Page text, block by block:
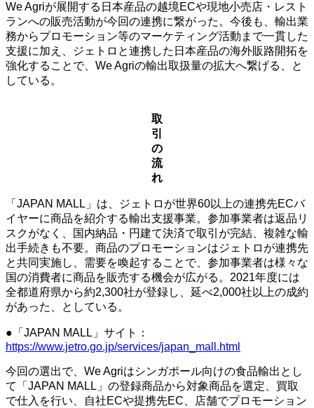
We Agriが展開する日本産品の越境ECや現地小売店・レスト
ランへの販売活動が今回の連携に繋がった。今後も、輸出業
務からプロモーション等のマーケティング活動まで一貫した
支援に加え、ジェトロと連携した日本産品の海外販路開拓を
強化することで、We Agriの輸出取扱量の拡大へ繋げる、と
している。
取
引
の
流
れ
「JAPAN MALL」は、ジェトロが世界60以上の連携先ECバ
イヤーに商品を紹介する輸出支援事業。参加事業者は返品リ
スクがなく、国内納品・円建て決済で取引が完結、複雑な輸
出手続きも不要。商品のプロモーションはジェトロが連携先
と共同実施し、需要を喚起することで、参加事業者は様々な
国の消費者に商品を販売する機会が広がる。2021年度には
全都道府県から約2,300社が登録し、延べ2,000社以上の成約
があった、としている。
●「JAPAN MALL」サイト：
https://www.jetro.go.jp/services/japan_mall.html
今回の選出で、We Agriはシンガポール向けの食品輸出とし
て「JAPAN MALL」の登録商品から対象商品を選定、買取
で仕入を行い、自社ECや提携先EC、店舗でプロモーション